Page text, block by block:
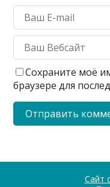
Сохраните моё
браузере для
Сайт